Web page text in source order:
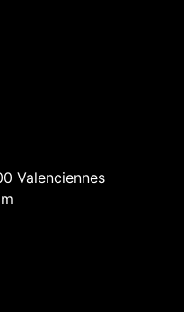
Valenciennes